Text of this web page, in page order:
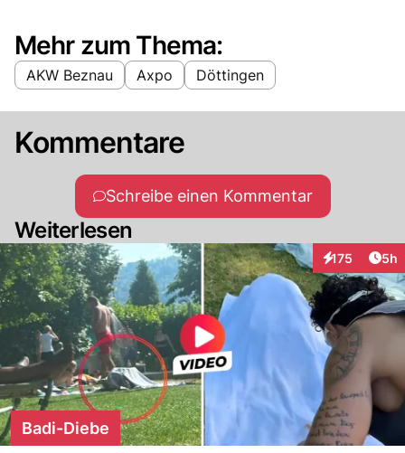
Mehr zum Thema:
AKW Beznau Axpo Döttingen
Kommentare
Schreibe einen Kommentar
Weiterlesen
175
Interaktionen
5h
Badi-Diebe